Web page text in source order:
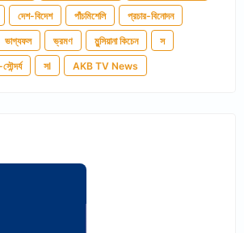
দেশ-বিদেশ পাঁচমিশেলি প্রচার-বিনোদন
ভাগ্যফল ভ্রমণ মুন্সিয়ানা কিচেন স
সl AKB TV News